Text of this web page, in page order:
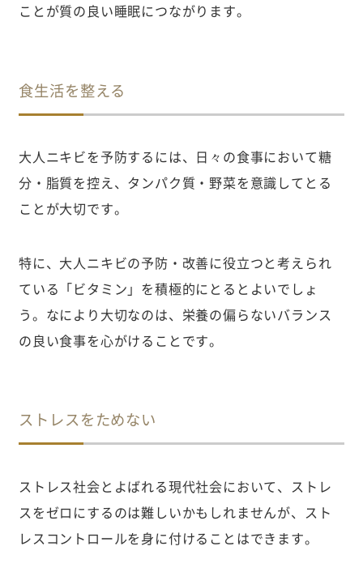
ことが質の良い睡眠につながります。
食生活を整える
大人ニキビを予防するには、日々の食事において糖
分・脂質を控え、タンパク質・野菜を意識してとる
ことが大切です。
特に、大人ニキビの予防・改善に役立つと考えられ
ている「ビタミン」を積極的にとるとよいでしょ
う。なにより大切なのは、栄養の偏らないバランス
の良い食事を心がけることです。
ストレスをためない
ストレス社会とよばれる現代社会において、ストレ
スをゼロにするのは難しいかもしれませんが、スト
レスコントロールを身に付けることはできます。